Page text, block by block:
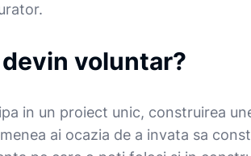
devin voluntar?
in un proiect unic, construirea
ai ocazia de a invata sa